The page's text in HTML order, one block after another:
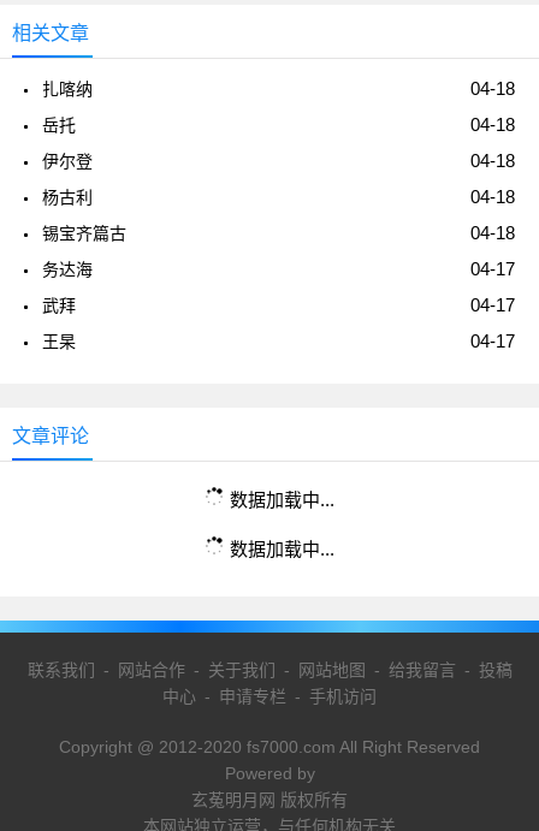
相关文章
04-18
扎喀纳
04-18
岳托
04-18
伊尔登
04-18
杨古利
04-18
锡宝齐篇古
04-17
务达海
04-17
武拜
04-17
王杲
文章评论
数据加载中...
数据加载中...
联系我们 - 网站合作- 关于我们 - 网站地图 - 给我留言 - 投稿
中心 - 申请专栏 - 手机访问
Copyright @ 2012-2020 fs7000.com All Right Reserved
Powered by
玄菟明月网 版权所有
本网站独立运营，与任何机构无关